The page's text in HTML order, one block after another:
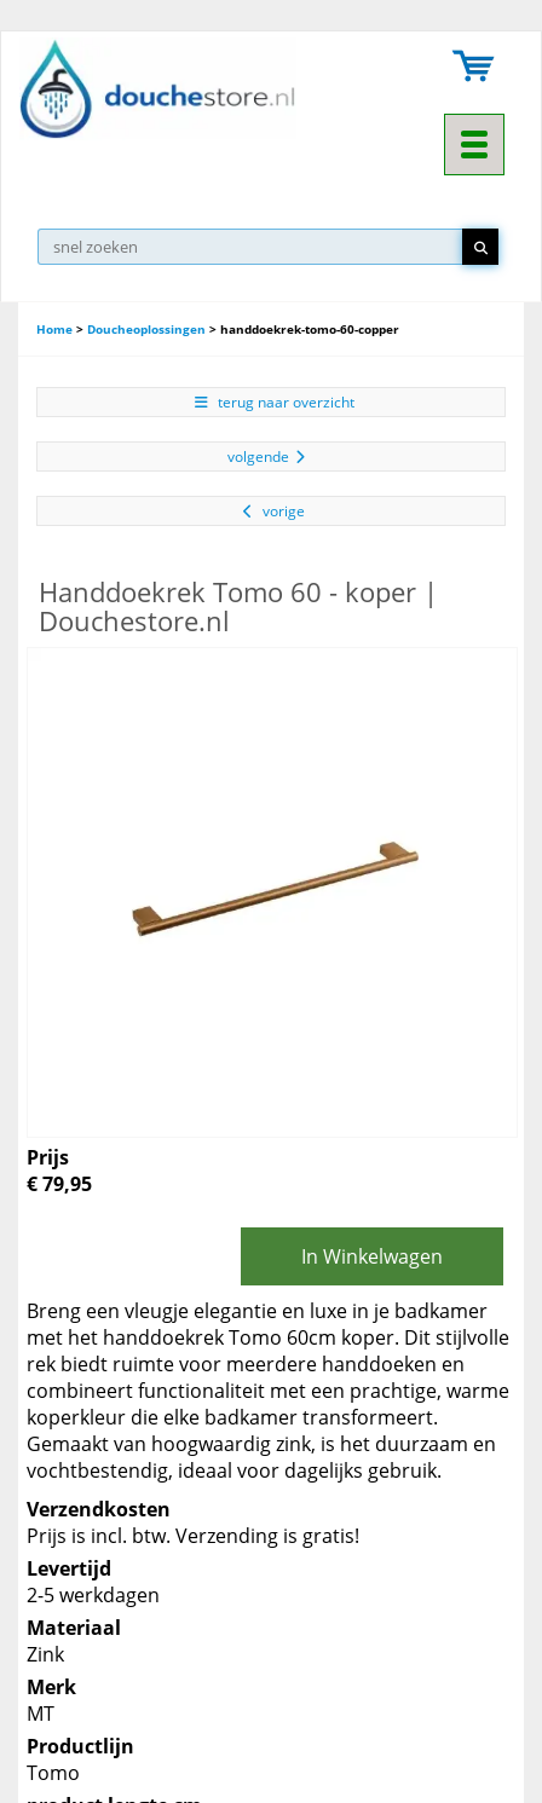
Toggle
Home > Doucheoplossingen > handdoekrek-tomo-60-copper
terug naar overzicht
volgende
vorige
Handdoekrek Tomo 60 - koper |
Douchestore.nl
Prijs
€ 79,95
In Winkelwagen
Breng een vleugje elegantie en luxe in je badkamer
met het handdoekrek Tomo 60cm koper. Dit stijlvolle
rek biedt ruimte voor meerdere handdoeken en
combineert functionaliteit met een prachtige, warme
koperkleur die elke badkamer transformeert.
Gemaakt van hoogwaardig zink, is het duurzaam en
vochtbestendig, ideaal voor dagelijks gebruik.
Verzendkosten
Prijs is incl. btw. Verzending is gratis!
Levertijd
2-5 werkdagen
Materiaal
Zink
Merk
MT
Productlijn
Tomo